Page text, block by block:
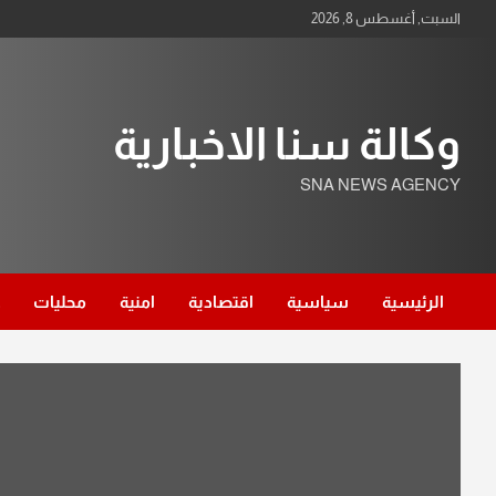
السبت, أغسطس 8, 2026
وكالة سنا الاخبارية
SNA NEWS AGENCY
الرئيسية سياسية اقتصادية امنية محليات